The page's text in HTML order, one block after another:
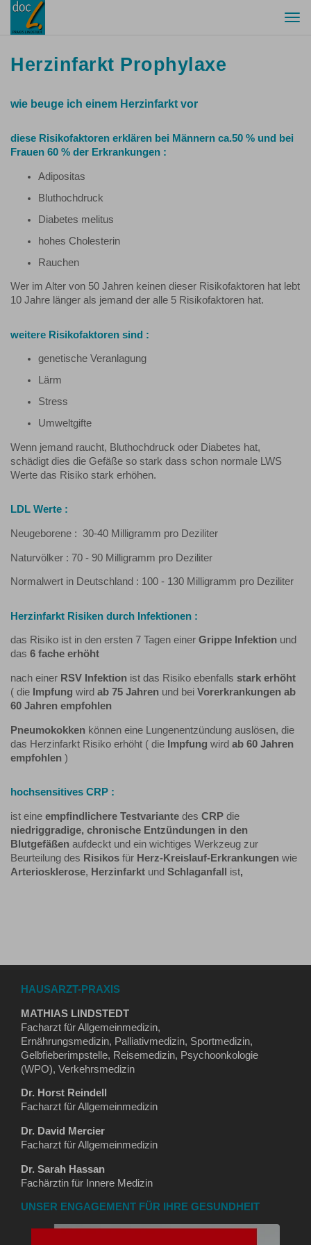
Herzinfarkt Prophylaxe
wie beuge ich einem Herzinfarkt vor
diese Risikofaktoren erklären bei Männern ca.50 % und bei
Frauen 60 % der Erkrankungen :
Adipositas
Bluthochdruck
Diabetes melitus
hohes Cholesterin
Rauchen
Wer im Alter von 50 Jahren keinen dieser Risikofaktoren hat lebt
10 Jahre länger als jemand der alle 5 Risikofaktoren hat.
weitere Risikofaktoren sind :
genetische Veranlagung
Lärm
Stress
Umweltgifte
Wenn jemand raucht, Bluthochdruck oder Diabetes hat,
schädigt dies die Gefäße so stark dass schon normale LWS
Werte das Risiko stark erhöhen.
LDL Werte :
Neugeborene : 30-40 Milligramm pro Deziliter
Naturvölker : 70 - 90 Milligramm pro Deziliter
Normalwert in Deutschland : 100 - 130 Milligramm pro Deziliter
Herzinfarkt Risiken durch Infektionen :
das Risiko ist in den ersten 7 Tagen einer Grippe Infektion und
das 6 fache erhöht
nach einer RSV Infektion ist das Risiko ebenfalls stark erhöht
( die Impfung wird ab 75 Jahren und bei Vorerkrankungen ab
60 Jahren empfohlen
Pneumokokken können eine Lungenentzündung auslösen, die
das Herzinfarkt Risiko erhöht ( die Impfung wird ab 60 Jahren
empfohlen )
hochsensitives CRP :
ist eine empfindlichere Testvariante des CRP die
niedriggradige, chronische Entzündungen in den
Blutgefäßen aufdeckt und ein wichtiges Werkzeug zur
Beurteilung des Risikos für Herz-Kreislauf-Erkrankungen wie
Arteriosklerose, Herzinfarkt und Schlaganfall ist,
HAUSARZT-PRAXIS
MATHIAS LINDSTEDT
Facharzt für Allgemeinmedizin,
Ernährungsmedizin, Palliativmedizin, Sportmedizin,
Gelbfieberimpstelle, Reisemedizin, Psychoonkologie
(WPO), Verkehrsmedizin
Dr. Horst Reindell
Facharzt für Allgemeinmedizin
Dr. David Mercier
Facharzt für Allgemeinmedizin
Dr. Sarah Hassan
Fachärztin für Innere Medizin
UNSER ENGAGEMENT FÜR IHRE GESUNDHEIT